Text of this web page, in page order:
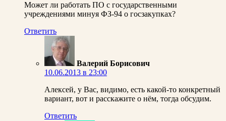
Может ли работать ПО с государственными
учреждениями минуя ФЗ-94 о госзакупках?
Ответить
Валерий Борисович
10.06.2013 в 23:00
Алексей, у Вас, видимо, есть какой-то конкретный
вариант, вот и расскажите о нём, тогда обсудим.
Ответить